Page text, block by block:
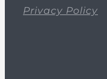
Privacy Policy